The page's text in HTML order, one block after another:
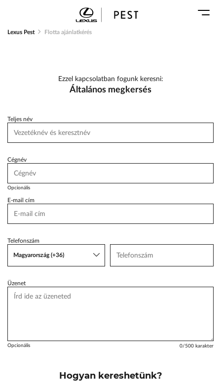
Lexus Pest
Cupra Schiller
Seat Schiller
Toyota Schiller
Karosszéria Centrum
Lexus Pest Flotta ajánlatkérés
Ezzel kapcsolatban fogunk keresni:
Általános megkersés
Teljes név
Cégnév
Opcionális
E-mail cím
Telefonszám
Magyarország (+36)
Üzenet
Opcionális 0/500 karakter
Hogyan kereshetünk?